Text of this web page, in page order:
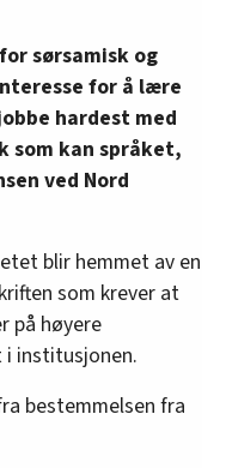
sørsamisk og
for å lære
hardest med
som kan språket,
ved Nord
blir hemmet av en
som krever at
på høyere
institusjonen.
bestemmelsen fra